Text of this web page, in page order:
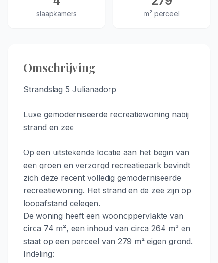
slaapkamers m² perceel
Omschrijving
Strandslag 5 Julianadorp
Luxe gemoderniseerde recreatiewoning nabij
strand en zee
Op een uitstekende locatie aan het begin van
een groen en verzorgd recreatiepark bevindt
zich deze recent volledig gemoderniseerde
recreatiewoning. Het strand en de zee zijn op
loopafstand gelegen.
De woning heeft een woonoppervlakte van
circa 74 m², een inhoud van circa 264 m³ en
staat op een perceel van 279 m² eigen grond.
Indeling: